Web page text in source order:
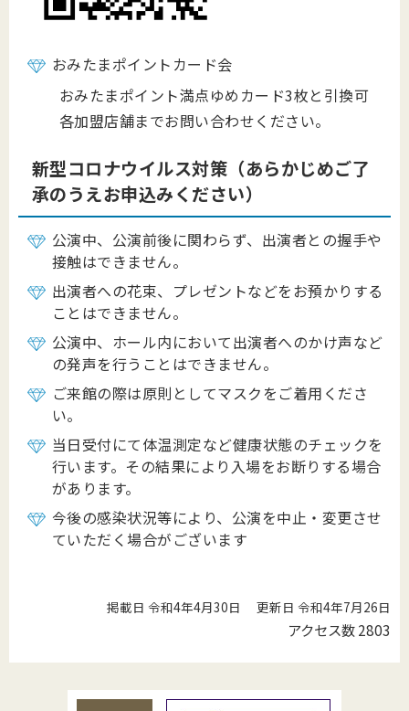
おみたまポイントカード会
おみたまポイント満点ゆめカード3枚と引換可
各加盟店舗までお問い合わせください。
新型コロナウイルス対策（あらかじめご了
承のうえお申込みください）
公演中、公演前後に関わらず、出演者との握手や
接触はできません。
出演者への花束、プレゼントなどをお預かりする
ことはできません。
公演中、ホール内において出演者へのかけ声など
の発声を行うことはできません。
ご来館の際は原則としてマスクをご着用くださ
い。
当日受付にて体温測定など健康状態のチェックを
行います。その結果により入場をお断りする場合
があります。
今後の感染状況等により、公演を中止・変更させ
ていただく場合がございます
掲載日 令和4年4月30日 更新日 令和4年7月26日
アクセス数2803